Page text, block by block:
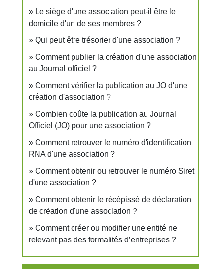
Le siège d'une association peut-il être le
domicile d'un de ses membres ?
Qui peut être trésorier d'une association ?
Comment publier la création d'une association
au Journal officiel ?
Comment vérifier la publication au JO d'une
création d'association ?
Combien coûte la publication au Journal
Officiel (JO) pour une association ?
Comment retrouver le numéro d'identification
RNA d'une association ?
Comment obtenir ou retrouver le numéro Siret
d'une association ?
Comment obtenir le récépissé de déclaration
de création d'une association ?
Comment créer ou modifier une entité ne
relevant pas des formalités d’entreprises ?